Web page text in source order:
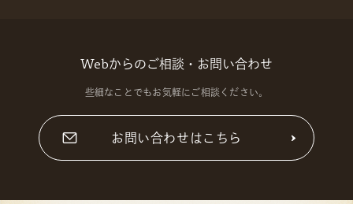
Webからのご相談・お問い合わせ
些細なことでもお気軽にご相談ください。
お問い合わせはこちら